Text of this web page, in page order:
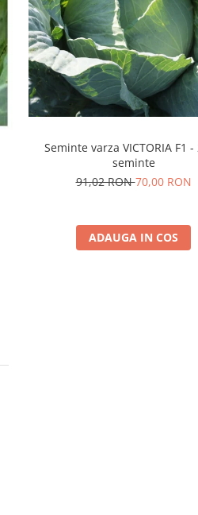
Seminte varza VICTORIA F1 -
seminte
91,02 RON70,00 RON
ADAUGA IN COS